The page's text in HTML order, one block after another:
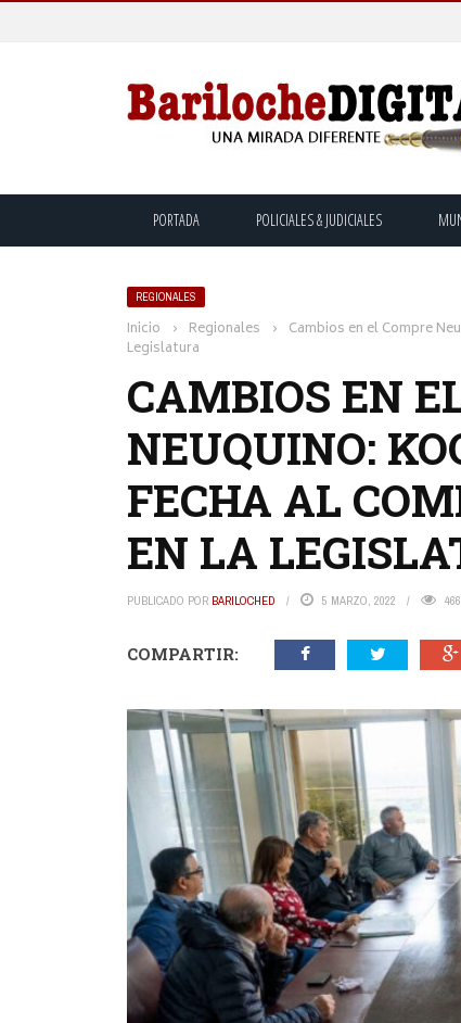
PORTADA POLICIALES & JUDICIALES
REGIONALES
Inicio › Regionales › Cambios en el Compre
Legislatura
CAMBIOS EN
NEUQUINO:
FECHA AL
EN LA
PUBLICADO POR BARILOCHED 5 MARZO, 2022
COMPARTIR: